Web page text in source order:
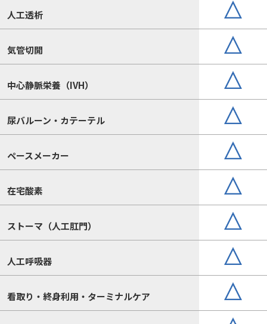
人工透析
気管切開
中心静脈栄養（IVH）
尿バルーン・カテーテル
ペースメーカー
在宅酸素
ストーマ（人工肛門）
人工呼吸器
看取り・終身利用・ターミナルケア